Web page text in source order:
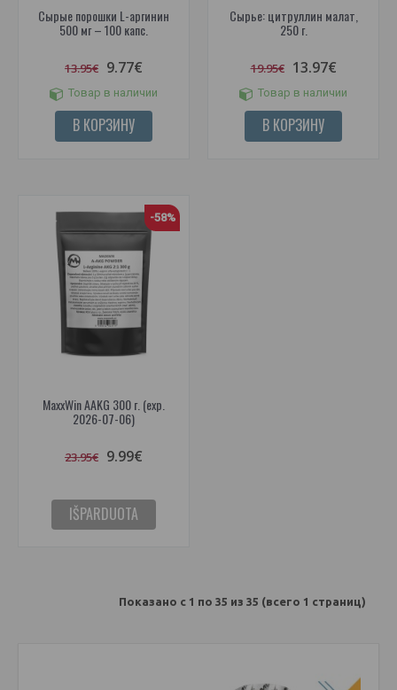
Сырые порошки L-аргинин
500 мг – 100 капс.
13.95€ 9.77€
Товар в наличии
В КОРЗИНУ
Сырье: цитруллин малат,
250 г.
19.95€ 13.97€
Товар в наличии
В КОРЗИНУ
-58%
MaxxWin AAKG 300 г. (exp.
2026-07-06)
23.95€ 9.99€
IŠPARDUOTA
Показано с 1 по 35 из 35 (всего 1 страниц)